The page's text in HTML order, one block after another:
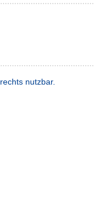
nutzbar.